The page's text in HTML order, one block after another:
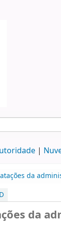
da
da